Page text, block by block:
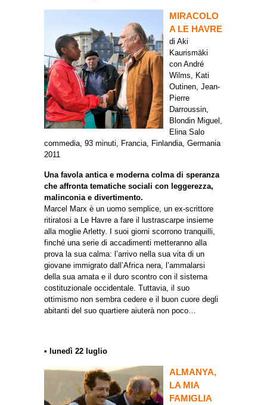
MIRACOLO
A LE HAVRE
di Aki
Kaurismäki
con André
Wilms, Kati
Outinen, Jean-
Pierre
Darroussin,
Blondin Miguel,
Elina Salo
commedia, 93 minuti, Francia, Finlandia, Germania
2011
Una favola antica e moderna colma di speranza
che affronta tematiche sociali con leggerezza,
malinconia e divertimento.
Marcel Marx è un uomo semplice, un ex-scrittore
ritiratosi a Le Havre a fare il lustrascarpe insieme
alla moglie Arletty. I suoi giorni scorrono tranquilli,
finché una serie di accadimenti metteranno alla
prova la sua calma: l’arrivo nella sua vita di un
giovane immigrato dall’Africa nera, l’ammalarsi
della sua amata e il duro scontro con il sistema
costituzionale occidentale. Tuttavia, il suo
ottimismo non sembra cedere e il buon cuore degli
abitanti del suo quartiere aiuterà non poco…
• lunedì 22 luglio
ALMANYA,
LA MIA
FAMIGLIA